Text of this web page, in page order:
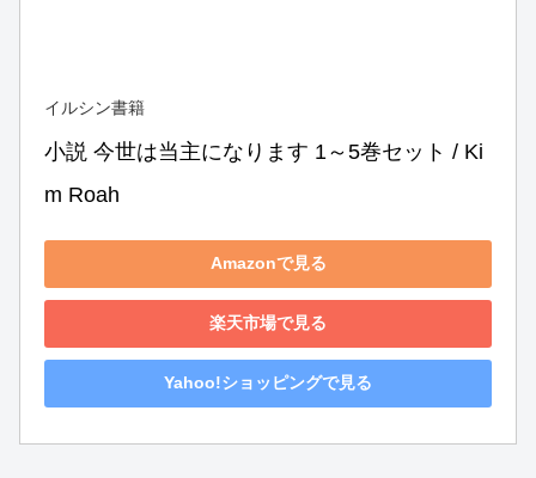
イルシン書籍
小説 今世は当主になります 1～5巻セット / Ki
m Roah
Amazonで見る
楽天市場で見る
Yahoo!ショッピングで見る